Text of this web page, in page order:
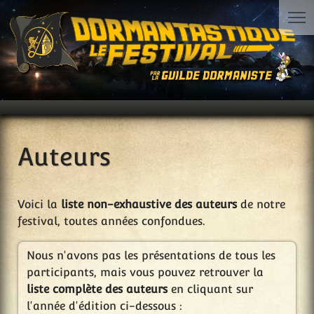
Auteurs
Voici la liste non-exhaustive des auteursde notre
festival, toutes années confondues.
Nous n'avons pas les présentations de tous les
participants, mais vous pouvez retrouver la
liste complète des auteursen cliquant sur
l'année d'édition ci-dessous :